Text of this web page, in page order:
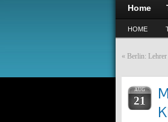
Home
HOME
« Berlin:
AUG
21